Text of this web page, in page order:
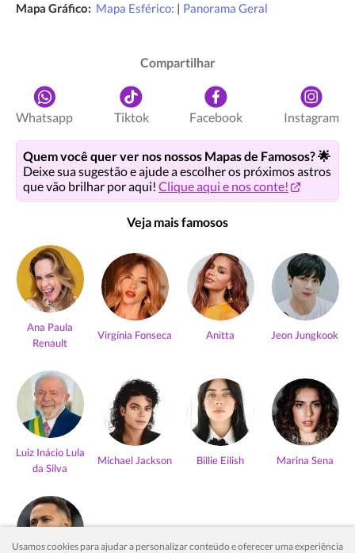
Mapa Gráfico: Mapa Esférico: | Panorama Geral
Compartilhar
Whatsapp Tiktok Facebook Instagram
Quem você quer ver nos nossos Mapas de Famosos? 🌟
Deixe sua sugestão e ajude a escolher os próximos astros
que vão brilhar por aqui! Clique aqui e nos conte!
Veja mais famosos
Ana Paula
Renault
Virgínia Fonseca Anitta Jeon Jungkook
Luiz Inácio Lula
da Silva
Michael Jackson Billie Eilish Marina Sena
Usamos cookies para ajudar a personalizar conteúdo e oferecer uma experiência